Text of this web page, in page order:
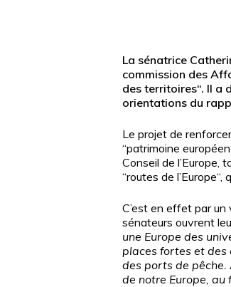
Appuyez sur Entrée pour une
La sénatrice
commission des
des territoires“. Il a
orientations du
Le projet de
“patrimoine
Conseil de l’Europe,
“routes de
C’est en effet par
sénateurs ouvrent
une Europe des
places fortes et des
des ports de
de notre Europe, au